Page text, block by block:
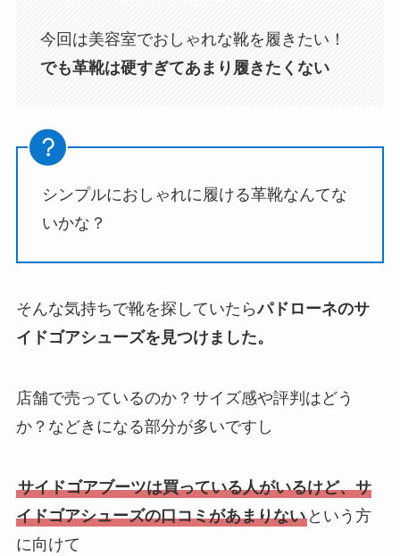
今回は美容室でおしゃれな靴を履きたい！
でも革靴は硬すぎてあまり履きたくない
シンプルにおしゃれに履ける革靴なんてな
いかな？
そんな気持ちで靴を探していたらパドローネのサ
イドゴアシューズを見つけました。
店舗で売っているのか？サイズ感や評判はどう
か？などきになる部分が多いですし
サイドゴアブーツは買っている人がいるけど、サ
イドゴアシューズの口コミがあまりないという方
に向けて